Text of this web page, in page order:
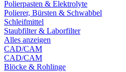
Polierpasten & Elektrolyte
Polierer, Bürsten & Schwabbel
Schleifmittel
Staubfilter & Laborfilter
Alles anzeigen
CAD/CAM
CAD/CAM
Blöcke & Rohlinge